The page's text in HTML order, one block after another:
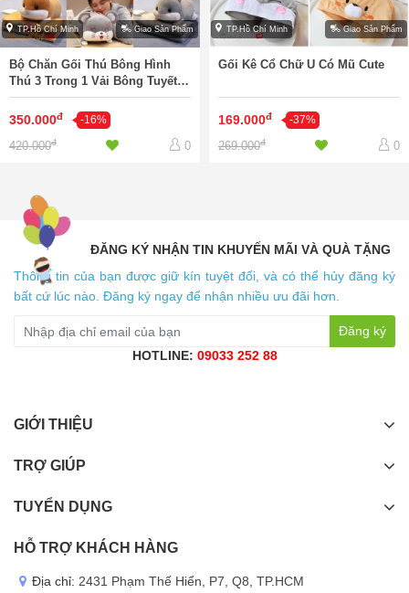
TP.Hồ Chí Minh Giao Sản Phẩm
Bộ Chăn Gối Thú Bông Hình
Thú 3 Trong 1 Vải Bông Tuyết
Siêu Mềm
350.000đ -16%
420.000đ 0
TP.Hồ Chí Minh Giao Sản Phẩm
Gối Kê Cổ Chữ U Có Mũ Cute
169.000đ -37%
269.000đ 0
ĐĂNG KÝ NHẬN TIN KHUYẾN MÃI VÀ QUÀ TẶNG
Thông tin của bạn được giữ kín tuyệt đối, và có thể hủy đăng ký
bất cứ lúc nào. Đăng ký ngay để nhận nhiều ưu đãi hơn.
Đăng ký
HOTLINE: 09033 252 88
GIỚI THIỆU
TRỢ GIÚP
TUYỂN DỤNG
HỖ TRỢ KHÁCH HÀNG
Địa chỉ: 2431 Phạm Thế Hiển, P7, Q8, TP.HCM